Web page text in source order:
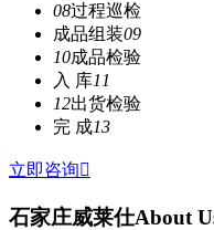
08过程巡检
成品组装09
10成品检验
入 库11
12出货检验
完 成13
立即咨询
石家庄威莱仕About